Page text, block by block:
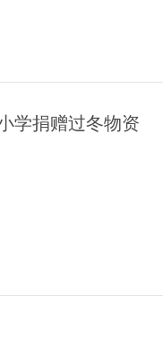
学捐赠过冬物资